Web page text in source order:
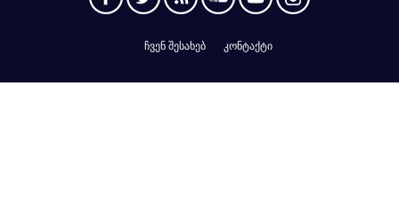
ჩვენ შესახებ კონტაქტი